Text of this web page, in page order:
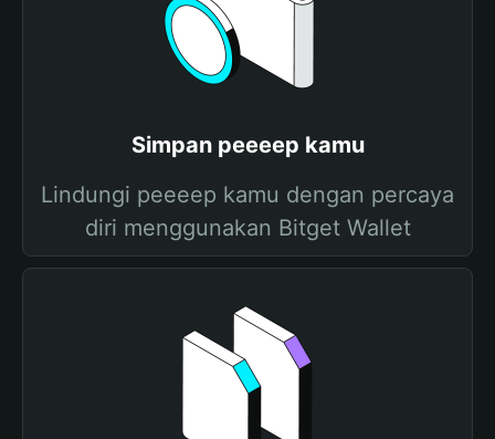
Simpan peeeep kamu
Lindungi peeeep kamu dengan percaya
diri menggunakan Bitget Wallet